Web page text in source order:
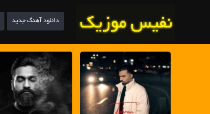
دانلود آهنگ جدید